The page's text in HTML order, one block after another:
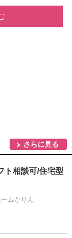
さらに見る
ト相談可/住宅型
ムかりん